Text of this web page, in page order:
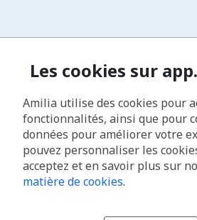
Les cookies sur
Amilia utilise des cookies pour
fonctionnalités, ainsi que pour
données pour améliorer votre
pouvez personnaliser les
acceptez et en savoir plus sur
matière de cookies.